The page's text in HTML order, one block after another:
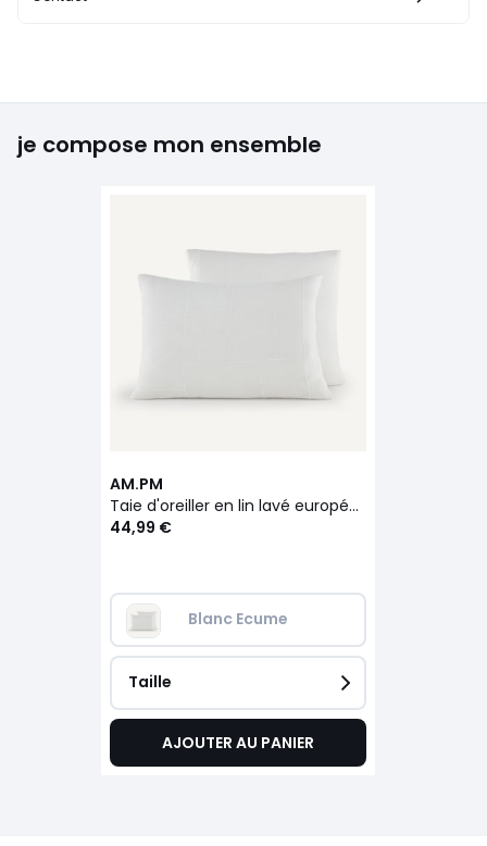
je compose mon ensemble
AM.PM
Taie d'oreiller en lin lavé européen, Chiba
44,99 €
Blanc Ecume
Taille
AJOUTER AU PANIER